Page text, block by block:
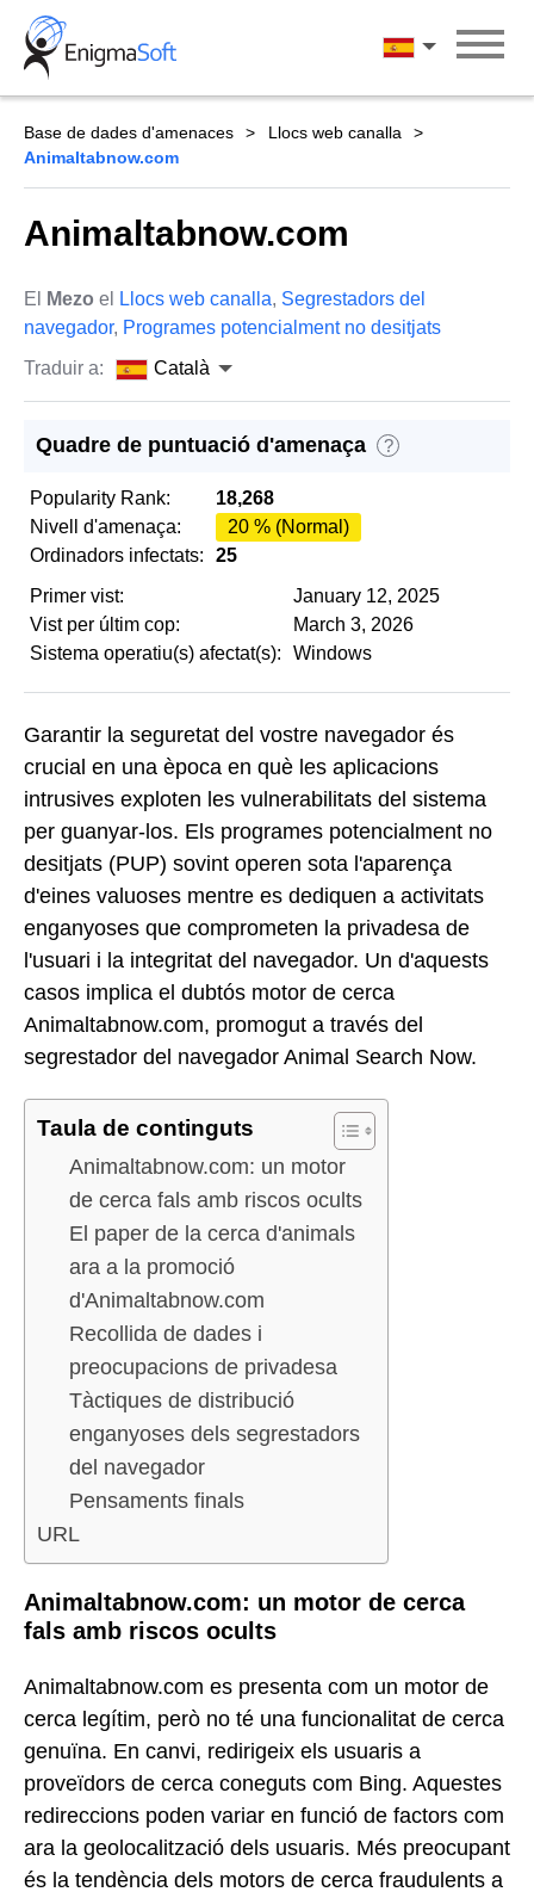
Skip
content
Català
Base de dades d'amenaces
Llocs web canalla
Animaltabnow.com
Animaltabnow.com
El Mezo el Llocs web canalla, Segrestadors del
navegador, Programes potencialment no desitjats
Traduir a:
Català
Quadre de puntuació d'amenaça ?
Popularity Rank:
18,268
Nivell d'amenaça:
20 % (Normal)
Ordinadors infectats:
25
Primer vist:
January 12, 2025
Vist per últim cop:
March 3, 2026
Sistema operatiu(s) afectat(s):
Windows
Garantir la seguretat del vostre navegador és
crucial en una època en què les aplicacions
intrusives exploten les vulnerabilitats del sistema
per guanyar-los. Els programes potencialment no
desitjats (PUP) sovint operen sota l'aparença
d'eines valuoses mentre es dediquen a activitats
enganyoses que comprometen la privadesa de
l'usuari i la integritat del navegador. Un d'aquests
casos implica el dubtós motor de cerca
Animaltabnow.com, promogut a través del
segrestador del navegador Animal Search Now.
Taula de continguts
Animaltabnow.com: un motor
de cerca fals amb riscos ocults
El paper de la cerca d'animals
ara a la promoció
d'Animaltabnow.com
Recollida de dades i
preocupacions de privadesa
Tàctiques de distribució
enganyoses dels segrestadors
del navegador
Pensaments finals
URL
Animaltabnow.com: un motor de cerca
fals amb riscos ocults
Animaltabnow.com es presenta com un motor de
cerca legítim, però no té una funcionalitat de cerca
genuïna. En canvi, redirigeix els usuaris a
proveïdors de cerca coneguts com Bing. Aquestes
redireccions poden variar en funció de factors com
ara la geolocalització dels usuaris. Més preocupant
és la tendència dels motors de cerca fraudulents a